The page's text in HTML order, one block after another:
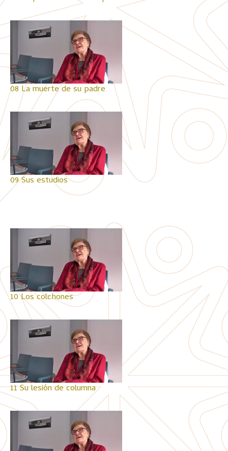
08 La muerte de su padre
09 Sus estudios
10 Los colchones
11 Su lesión de columna